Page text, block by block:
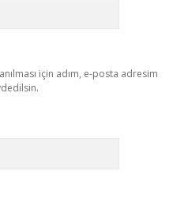
için adım, e-posta adresim